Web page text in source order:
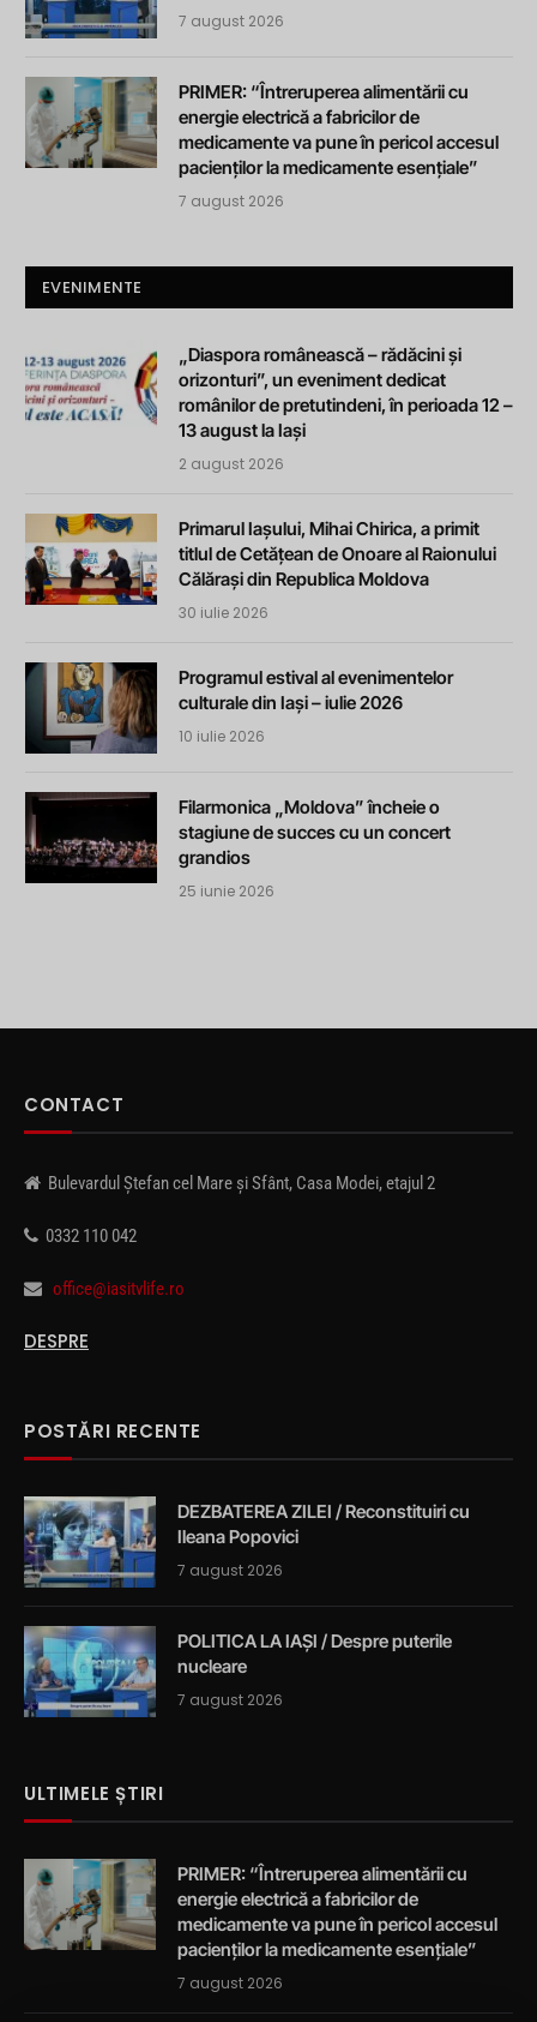
7 august 2026
PRIMER: “Întreruperea alimentării cu
energie electrică a fabricilor de
medicamente va pune în pericol accesul
pacienților la medicamente esențiale”
7 august 2026
EVENIMENTE
„Diaspora românească – rădăcini și
orizonturi”, un eveniment dedicat
românilor de pretutindeni, în perioada 12 –
13 august la Iași
2 august 2026
Primarul Iașului, Mihai Chirica, a primit
titlul de Cetățean de Onoare al Raionului
Călărași din Republica Moldova
30 iulie 2026
Programul estival al evenimentelor
culturale din Iași – iulie 2026
10 iulie 2026
Filarmonica „Moldova” încheie o
stagiune de succes cu un concert
grandios
25 iunie 2026
CONTACT
Bulevardul Ștefan cel Mare și Sfânt, Casa Modei, etajul 2
0332 110 042
office@iasitvlife.ro
DESPRE
POSTĂRI RECENTE
DEZBATEREA ZILEI / Reconstituiri cu
Ileana Popovici
7 august 2026
POLITICA LA IAȘI / Despre puterile
nucleare
7 august 2026
ULTIMELE ȘTIRI
PRIMER: “Întreruperea alimentării cu
energie electrică a fabricilor de
medicamente va pune în pericol accesul
pacienților la medicamente esențiale”
7 august 2026